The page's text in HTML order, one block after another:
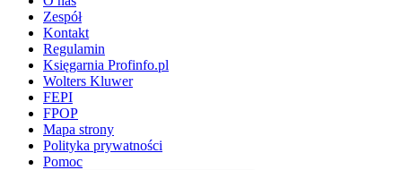
Zespół
Kontakt
Regulamin
Księgarnia Profinfo.pl
Wolters Kluwer
FEPI
FPOP
Mapa strony
Polityka prywatności
Pomoc